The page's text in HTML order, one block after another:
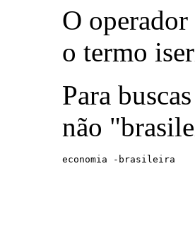
O
o termo
Para
não
economia -brasileira